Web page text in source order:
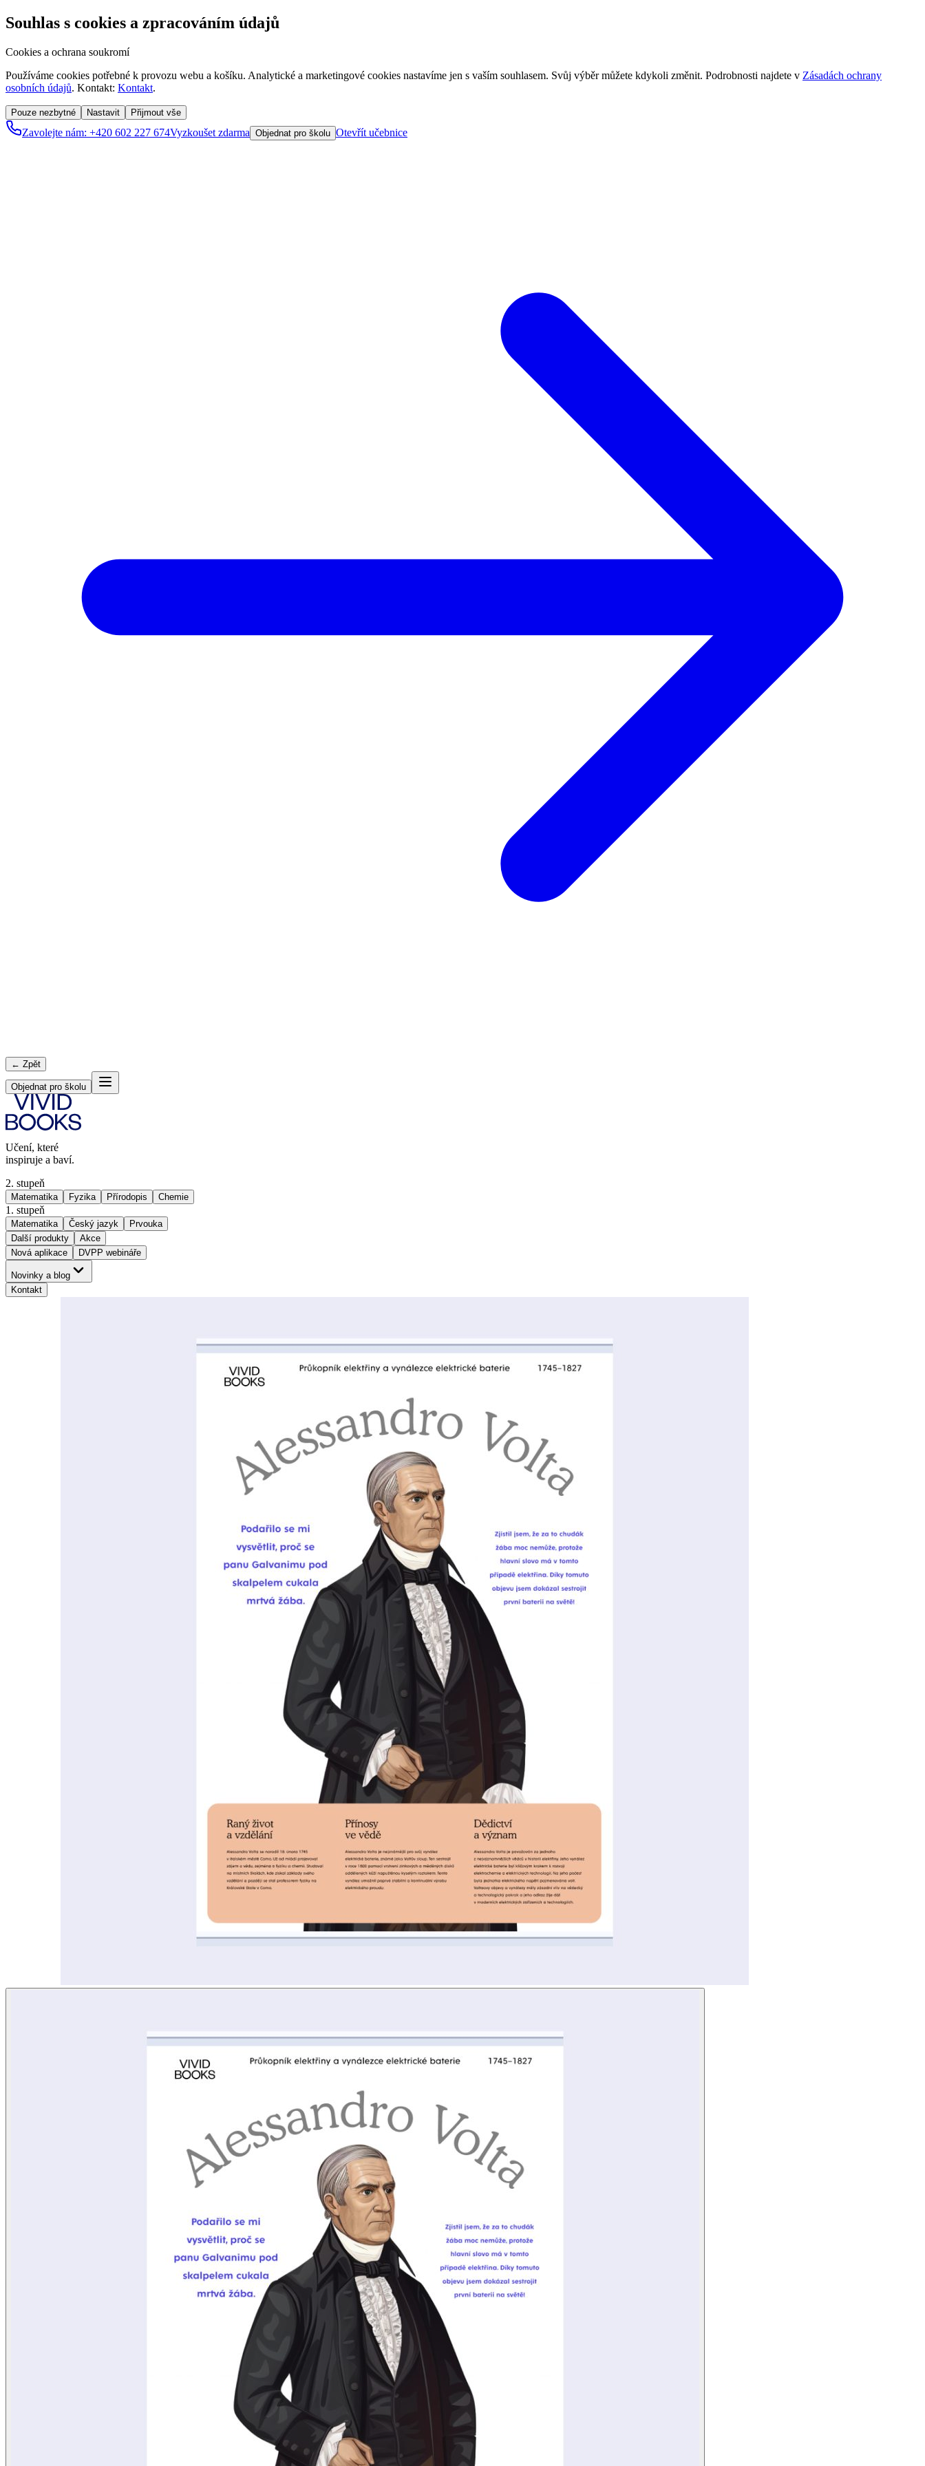
Souhlas s cookies a zpracováním údajů
Cookies a ochrana soukromí
Používáme cookies potřebné k provozu webu a košíku. Analytické a marketingové cookies nastavíme jen s vaším souhlasem. Svůj výběr můžete kdykoli změnit. Podrobnosti najdete v Zásadách ochrany
osobních údajů. Kontakt: Kontakt.
Pouze nezbytné Nastavit Přijmout vše
Zavolejte nám: +420 602 227 674Vyzkoušet zdarma Objednat pro školu Otevřít učebnice
← Zpět
Objednat pro školu
Učení, které
inspiruje a baví.
2. stupeň
Matematika Fyzika Přírodopis Chemie
1. stupeň
Matematika Český jazyk
Prvouka
Další produkty
Akce
Nová aplikace
DVPP webináře
Novinky a blog
Kontakt